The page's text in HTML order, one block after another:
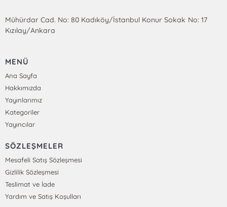
Mühürdar Cad. No: 80 Kadıköy/İstanbul Konur Sokak No: 17
Kızılay/Ankara
MENÜ
Ana Sayfa
Hakkımızda
Yayınlarımız
Kategoriler
Yayıncılar
SÖZLEŞMELER
Mesafeli Satış Sözleşmesi
Gizlilik Sözleşmesi
Teslimat ve İade
Yardım ve Satış Koşulları